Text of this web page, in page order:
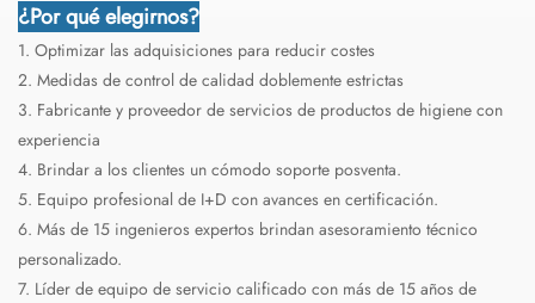
¿Por qué elegirnos?
1. Optimizar las adquisiciones para reducir costes
2. Medidas de control de calidad doblemente estrictas
3. Fabricante y proveedor de servicios de productos de higiene con
experiencia
4. Brindar a los clientes un cómodo soporte posventa.
5. Equipo profesional de I+D con avances en certificación.
6. Más de 15 ingenieros expertos brindan asesoramiento técnico
personalizado.
7. Líder de equipo de servicio calificado con más de 15 años de